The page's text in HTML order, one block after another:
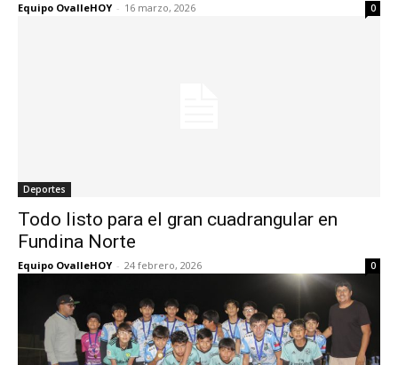
Equipo OvalleHOY - 16 marzo, 2026 0
Deportes
Todo listo para el gran cuadrangular en
Fundina Norte
Equipo OvalleHOY - 24 febrero, 2026 0